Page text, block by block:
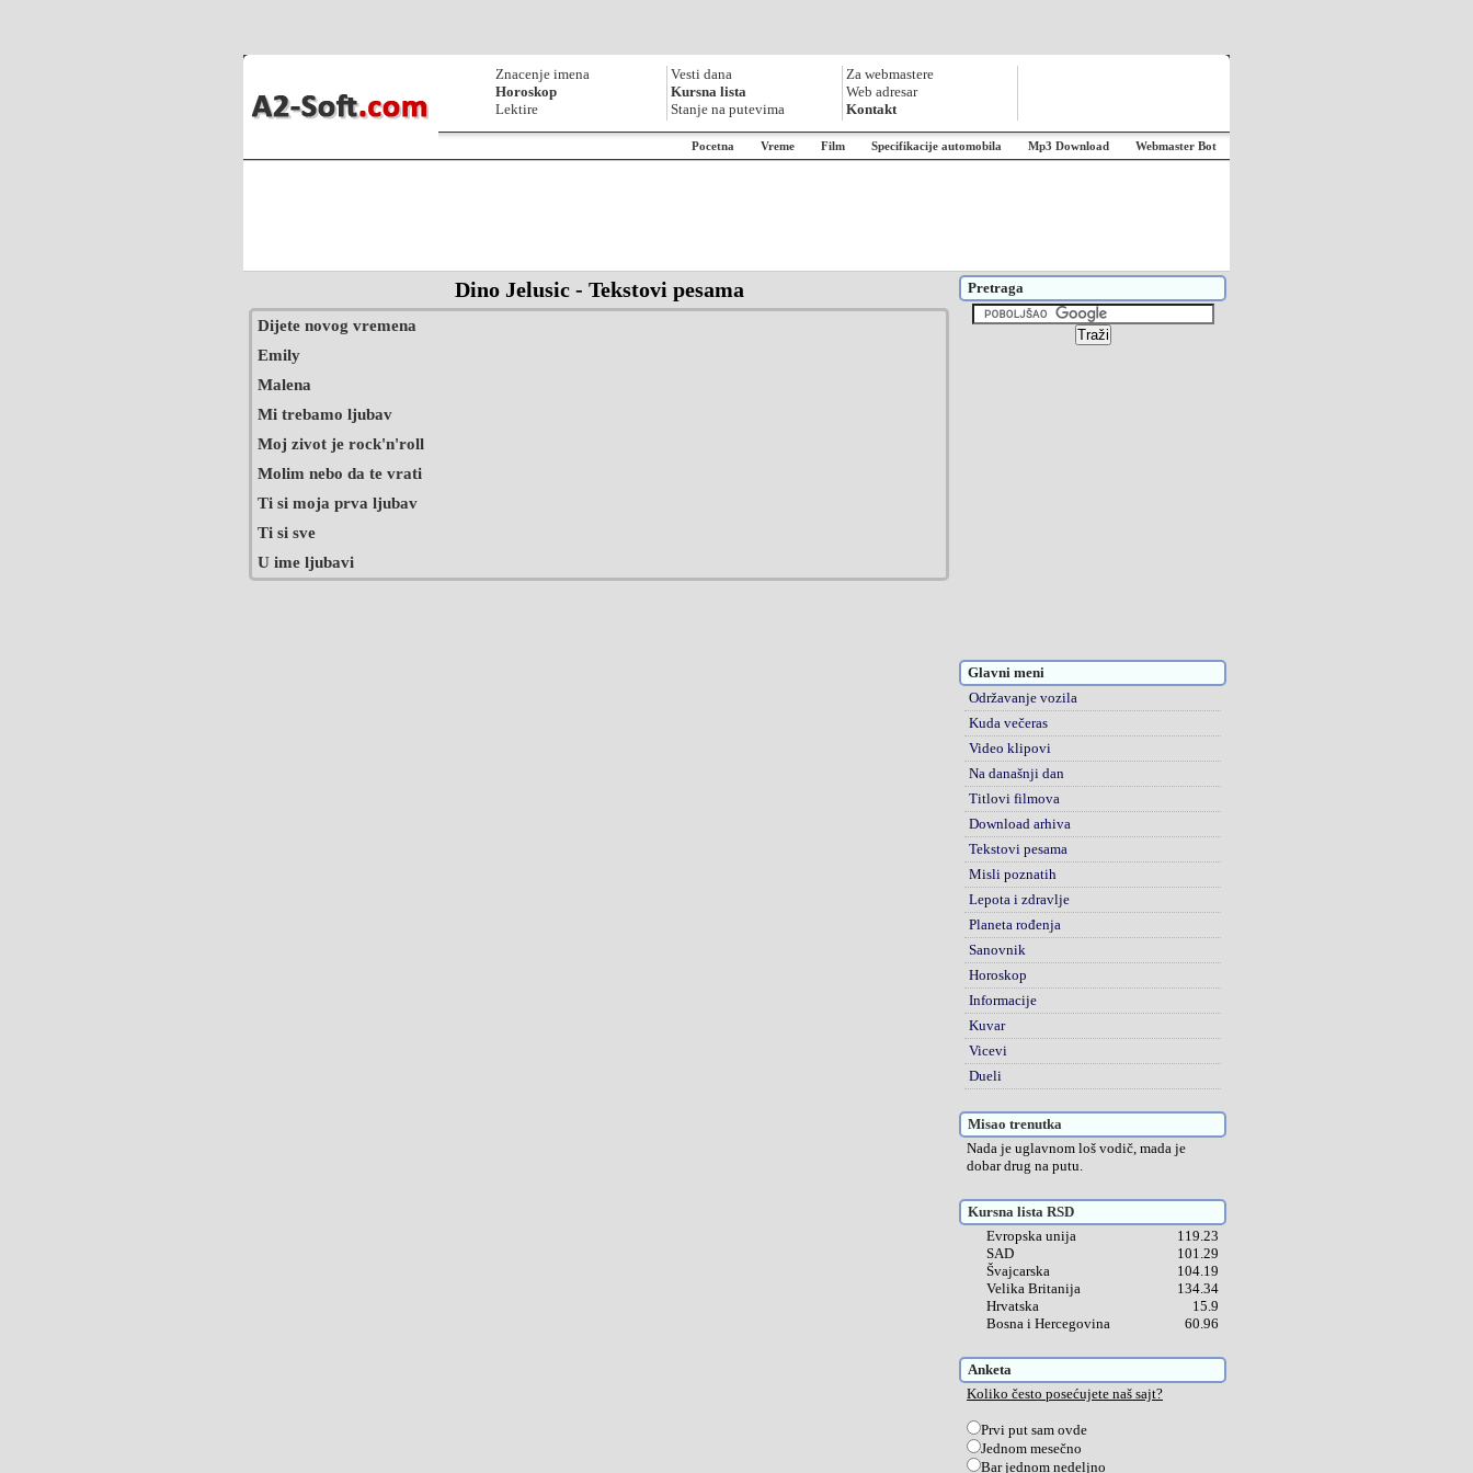
Znacenje imena
Horoskop
Lektire
Vesti dana
Kursna lista
Stanje na putevima
Za webmastere
Web adresar
Kontakt
Pocetna Vreme Film Specifikacije automobila Mp3 Download Webmaster Bot
Dino Jelusic - Tekstovi pesama
Dijete novog vremena
Emily
Malena
Mi trebamo ljubav
Moj zivot je rock'n'roll
Molim nebo da te vrati
Ti si moja prva ljubav
Ti si sve
U ime ljubavi
Pretraga
Glavni meni
Održavanje vozila
Kuda večeras
Video klipovi
Na današnji dan
Titlovi filmova
Download arhiva
Tekstovi pesama
Misli poznatih
Lepota i zdravlje
Planeta rođenja
Sanovnik
Horoskop
Informacije
Kuvar
Vicevi
Dueli
Misao trenutka
Nada je uglavnom loš vodič, mada je
dobar drug na putu.
Kursna lista RSD
Evropska unija
119.23
SAD
101.29
Švajcarska
104.19
Velika Britanija
134.34
Hrvatska
15.9
Bosna i Hercegovina
60.96
Anketa
Koliko često posećujete naš sajt?
Prvi put sam ovde
Jednom mesečno
Bar jednom nedeljno